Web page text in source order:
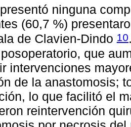
ninguna
(60,7 %)
de Clavien-Dindo 10
que
intervenciones
de la anastomosis;
lo que facilitó el
reintervención